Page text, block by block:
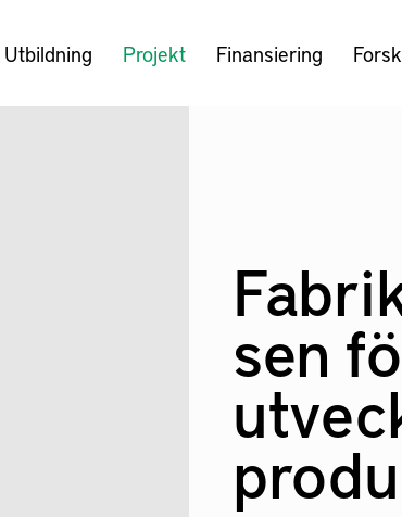
Utbildning Projekt Finansiering
sen